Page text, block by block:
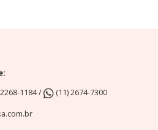
1184 /
(11) 2674-7300